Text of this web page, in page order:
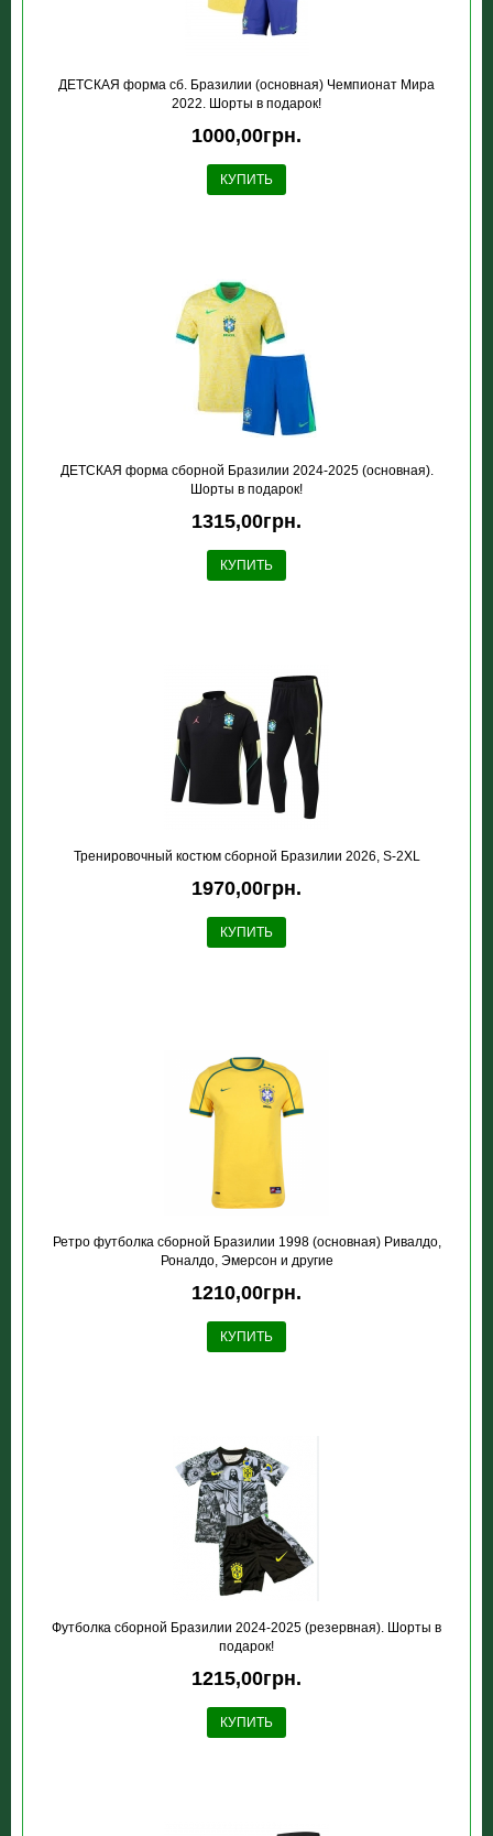
ДЕТСКАЯ форма сб. Бразилии (основная) Чемпионат Мира
2022. Шорты в подарок!
1000,00грн.
КУПИТЬ
ДЕТСКАЯ форма сборной Бразилии 2024-2025 (основная).
Шорты в подарок!
1315,00грн.
КУПИТЬ
Тренировочный костюм сборной Бразилии 2026, S-2XL
1970,00грн.
КУПИТЬ
Ретро футболка сборной Бразилии 1998 (основная) Ривалдо,
Роналдо, Эмерсон и другие
1210,00грн.
КУПИТЬ
Футболка сборной Бразилии 2024-2025 (резервная). Шорты в
подарок!
1215,00грн.
КУПИТЬ